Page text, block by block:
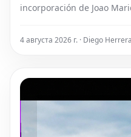
incorporación de Joao
para el conjunto viola.
4 августа 2026 г. · Diego Herrera